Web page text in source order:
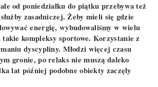
od poniedziałku do piątku przebywa też
zasadniczej. Żeby mieli się gdzie
energię, wybudowaliśmy w wielu
kompleksy sportowe. Korzystanie z
dyscypliny. Młodzi więcej czasu
gronie, po relaks nie muszą daleko
lat później podobne obiekty zaczęły